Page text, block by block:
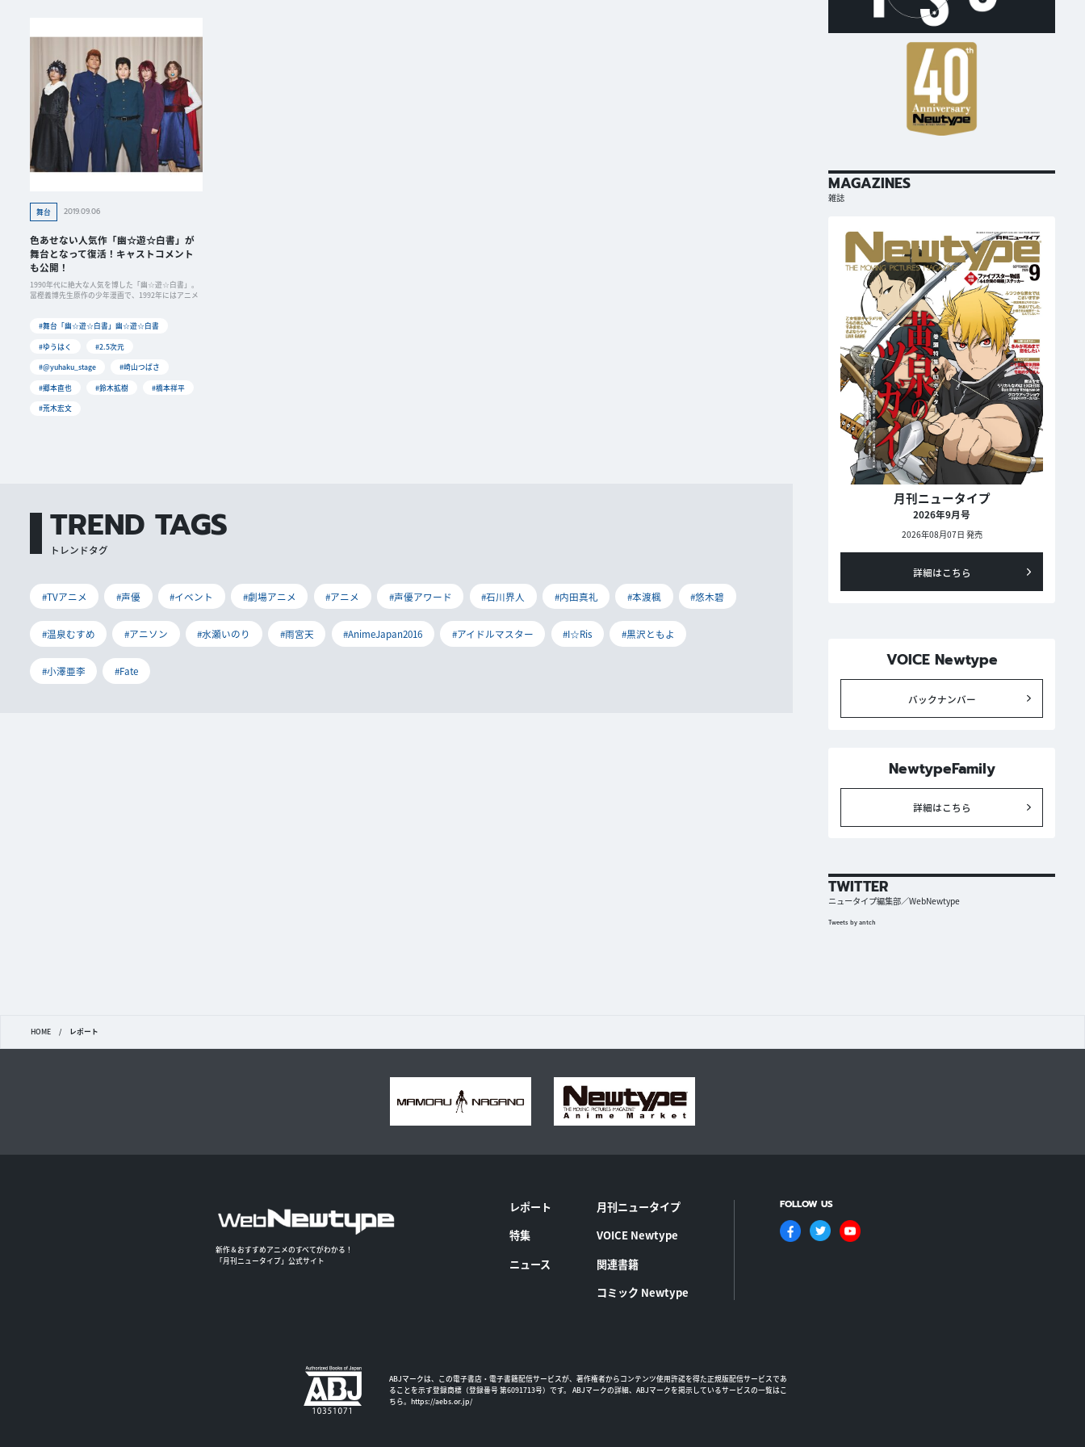
舞台 2019.09.06
色あせない人気作「幽☆遊☆白書」が
舞台となって復活！キャストコメント
も公開！
1990年代に絶大な人気を博した「幽☆遊☆白書」。
冨樫義博先生原作の少年漫画で、1992年にはアニメ
#舞台「幽☆遊☆白書」幽☆遊☆白書
#ゆうはく
#2.5次元
#@yuhaku_stage
#崎山つばさ
#郷本直也
#鈴木拡樹
#橋本祥平
#荒木宏文
TREND TAGS
トレンドタグ
#TVアニメ #声優 #イベント #劇場アニメ #アニメ #声優アワード #石川界人 #内田真礼 #本渡楓 #悠木碧
#温泉むすめ #アニソン #水瀬いのり #雨宮天 #AnimeJapan2016 #アイドルマスター #I☆Ris #黒沢ともよ
#小澤亜李 #Fate
MAGAZINES
雑誌
月刊ニュータイプ
2026年9月号
2026年08月07日 発売
詳細はこちら
VOICE Newtype
バックナンバー
NewtypeFamily
詳細はこちら
TWITTER
ニュータイプ編集部／WebNewtype
Tweets by antch
HOME / レポート
新作＆おすすめアニメのすべてがわかる！
「月刊ニュータイプ」公式サイト
レポート
特集
ニュース
月刊ニュータイプ
VOICE Newtype
関連書籍
コミック Newtype
FOLLOW US
ABJマークは、この電子書店・電子書籍配信サービスが、著作権者からコンテンツ使用許諾を得た正規版配信サービスであ
ることを示す登録商標（登録番号 第6091713号）です。 ABJマークの詳細、ABJマークを掲示しているサービスの一覧はこ
ちら。 https://aebs.or.jp/